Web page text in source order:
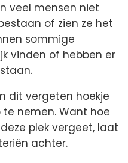
veel mensen niet
of zien ze het
sommige
vinden of hebben er
dit vergeten hoekje
nemen. Want hoe
plek vergeet, laat
achter.